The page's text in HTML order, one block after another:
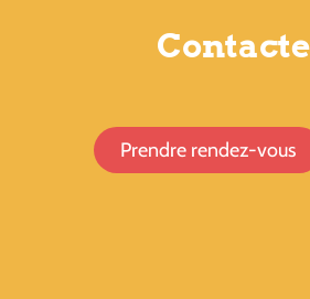
Prendre rendez-vous